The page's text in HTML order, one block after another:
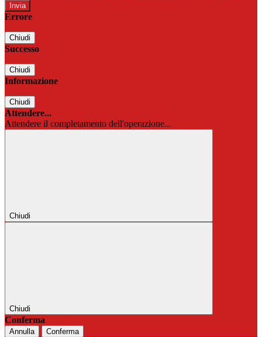
Errore
Chiudi
Successo
Chiudi
Informazione
Chiudi
Attendere...
Attendere il completamento dell'operazione...
Chiudi
Chiudi
Conferma
Annulla Conferma